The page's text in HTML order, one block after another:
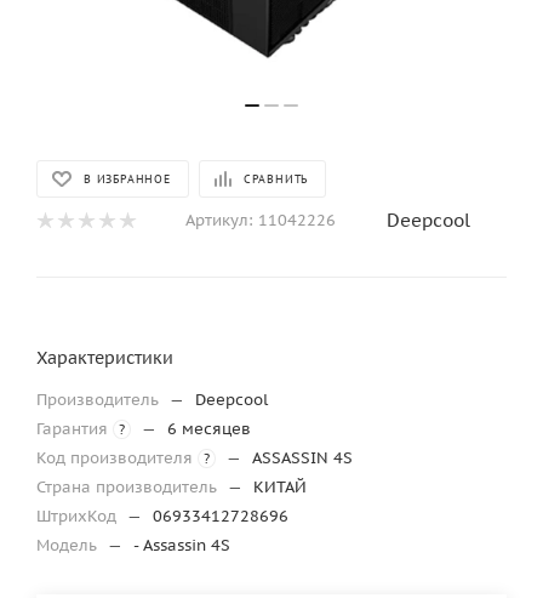
В ИЗБРАННОЕ СРАВНИТЬ
Артикул: 11042226 Deepcool
Характеристики
Производитель —
Deepcool
Гарантия
? —
6 месяцев
Код производителя
? —
ASSASSIN 4S
Страна производитель —
КИТАЙ
ШтрихКод —
06933412728696
Модель — - Assassin 4S